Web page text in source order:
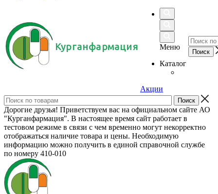
Курганфармация
Меню
Каталог
Акции
Дорогие друзья! Приветствуем вас на официальном сайте АО
"Курганфармация". В настоящее время сайт работает в
тестовом режиме в связи с чем временно могут некорректно
отображаться наличие товара и цены. Необходимую
информацию можно получить в единой справочной службе
по номеру 410-010